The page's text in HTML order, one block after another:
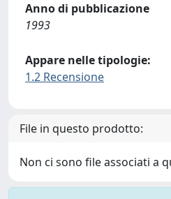
Anno di pubblicazione
1993
Appare nelle tipologie:
1.2 Recensione
File in questo prodotto:
Non ci sono file associati a